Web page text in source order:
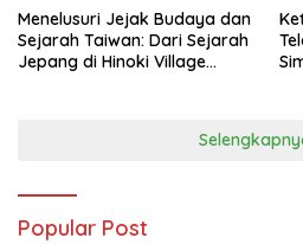
Menelusuri Jejak Budaya dan
Sejarah Taiwan: Dari Sejarah
Jepang di Hinoki Village
Popular Post